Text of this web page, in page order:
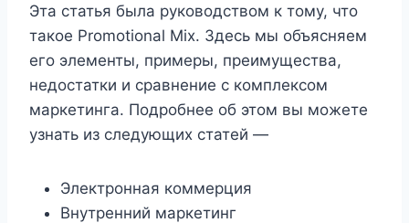
Эта статья была руководством к тому, что
такое Promotional Mix. Здесь мы объясняем
его элементы, примеры, преимущества,
недостатки и сравнение с комплексом
маркетинга. Подробнее об этом вы можете
узнать из следующих статей —
Электронная коммерция
Внутренний маркетинг